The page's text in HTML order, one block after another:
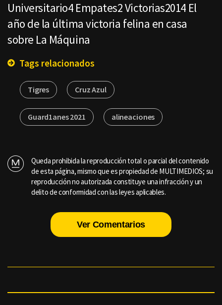
Universitario4 Empates2 Victorias2014 El
año de la última victoria felina en casa
sobre La Máquina
Tags relacionados
Tigres Cruz Azul
Guard1anes 2021 alineaciones
Queda prohibida la reproducción total o parcial del contenido
de esta página, mismo que es propiedad de MULTIMEDIOS; su
reproducción no autorizada constituye una infracción y un
delito de conformidad con las leyes aplicables.
Ver Comentarios